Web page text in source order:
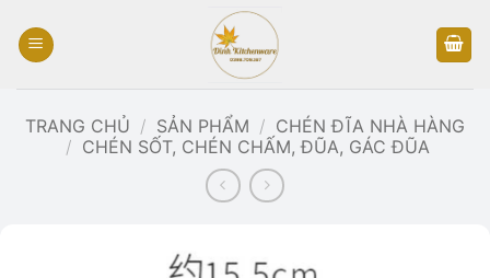
qua
dung
TRANG CHỦ / SẢN PHẨM / CHÉN ĐĨA NHÀ HÀNG
/ CHÉN SỐT, CHÉN CHẤM, ĐŨA, GÁC ĐŨA